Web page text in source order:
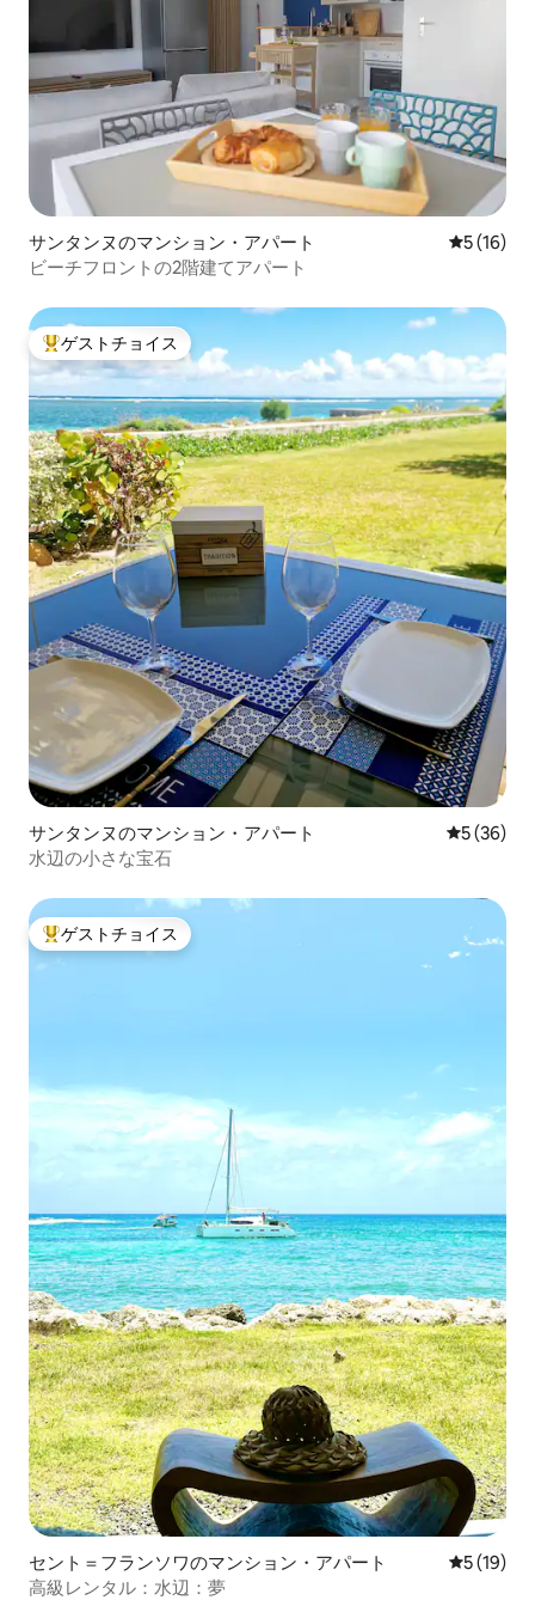
サンタンヌのマンション・アパート レビュー
5 (16)
ビーチフロントの2階建てアパート
大好評のゲストチョイスです。
ゲストチョイス
サンタンヌのマンション・アパート レビュー
5 (36)
水辺の小さな宝石
大好評のゲストチョイスです。
ゲストチョイス
セント＝フランソワのマンション・アパート レビュー
5 (19)
高級レンタル：水辺：夢